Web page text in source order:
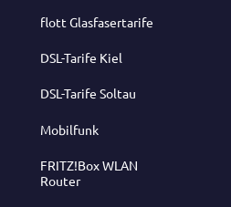
flott Glasfasertarife
DSL-Tarife Kiel
DSL-Tarife Soltau
Mobilfunk
FRITZ!Box WLAN
Router